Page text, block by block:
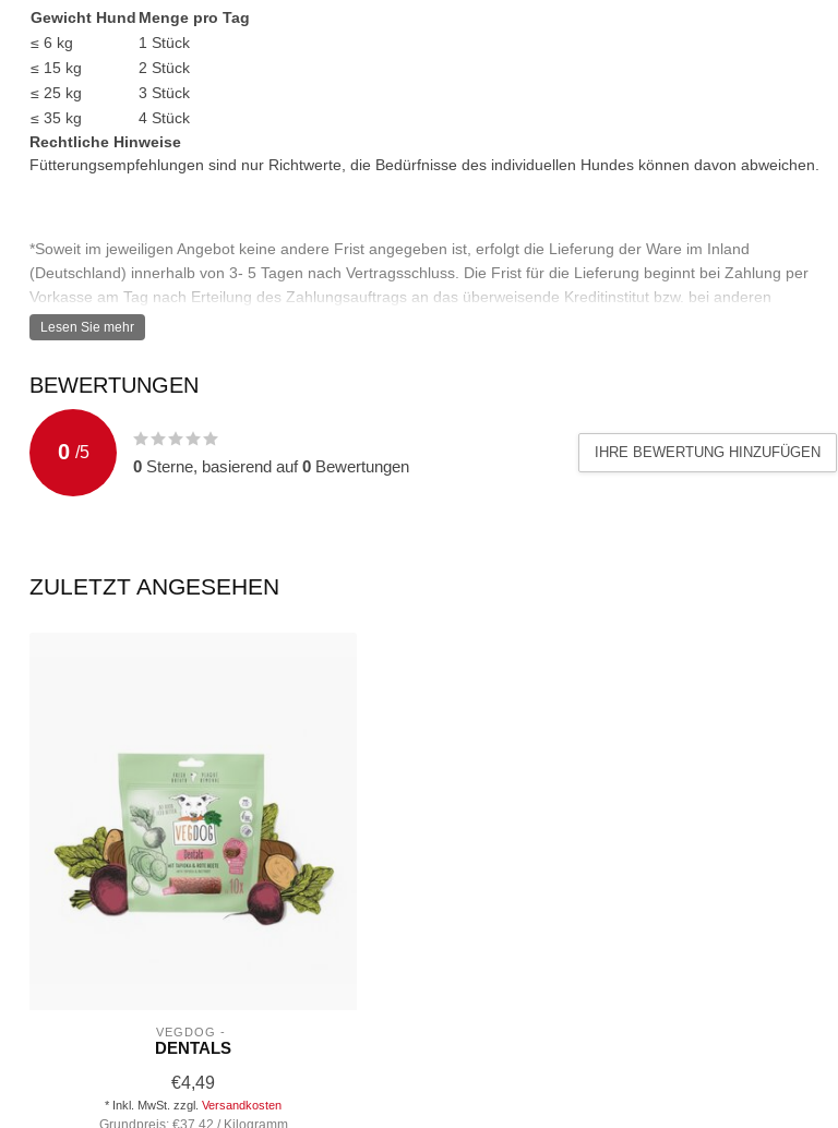
Gewicht Hund Menge pro Tag
≤ 6 kg
1 Stück
≤ 15 kg
2 Stück
≤ 25 kg
3 Stück
≤ 35 kg
4 Stück
Rechtliche Hinweise
Fütterungsempfehlungen sind nur Richtwerte, die Bedürfnisse des individuellen Hundes können davon abweichen.
*Soweit im jeweiligen Angebot keine andere Frist angegeben ist, erfolgt die Lieferung der Ware im Inland
(Deutschland) innerhalb von 3- 5 Tagen nach Vertragsschluss. Die Frist für die Lieferung beginnt bei Zahlung per
Vorkasse am Tag nach Erteilung des Zahlungsauftrags an das überweisende Kreditinstitut bzw. bei anderen
Zahlungsarten am Tag nach Vertragsschluss zu laufen und endet mit dem Ablauf des letzten Tages der Frist. Fällt
der letzte Tag der Frist auf einen Samstag, Sonntag oder einen am Lieferort staatlich anerkannten allgemeinen
Lieferzeiten bestellt, versenden wir die Ware in einer gemeinsamen Sendung, sofern wir keine abweichenden
Vereinbarungen mit Ihnen getroffen haben. Die Lieferzeit bestimmt sich in diesem Fall nach dem Artikel mit der
längsten Lieferzeit den Sie bestellt haben.
Lesen Sie mehr
BEWERTUNGEN
0 /5
0 Sterne, basierend auf0 Bewertungen
IHRE BEWERTUNG HINZUFÜGEN
ZULETZT ANGESEHEN
VEGDOG -
DENTALS
€4,49
* Inkl. MwSt. zzgl. Versandkosten
Grundpreis: €37,42 / Kilogramm